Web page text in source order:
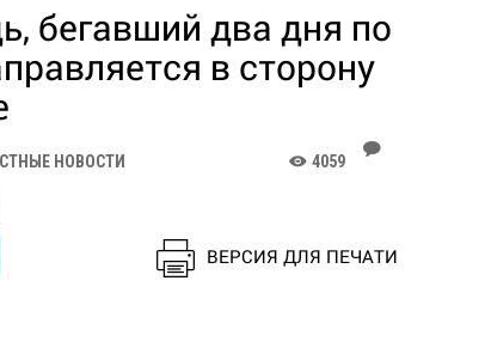
бегавший два дня по
в сторону
НОВОСТИ K4059
J
ВЕРСИЯ ДЛЯ ПЕЧАТИ